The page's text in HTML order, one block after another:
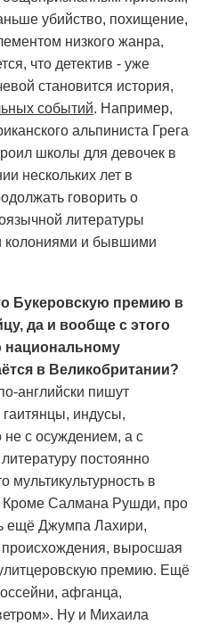
убийство, похищение,
низкого жанра,
что детектив - уже
становится история,
событий. Например,
альпиниста Грега
школы для девочек в
нескольких лет в
говорить о
литературы
колониями и бывшими
Букеровскую премию в
да и вообще с этого
национальному
в Великобритании?
английски пишут
индусы,
с осуждением, а с
постоянно
мультикультурность в
Салмана Рушди, про
ещё Джумпа Лахири,
происхождения, выросшая
премию. Ещё
афганца,
Ну и Михаила